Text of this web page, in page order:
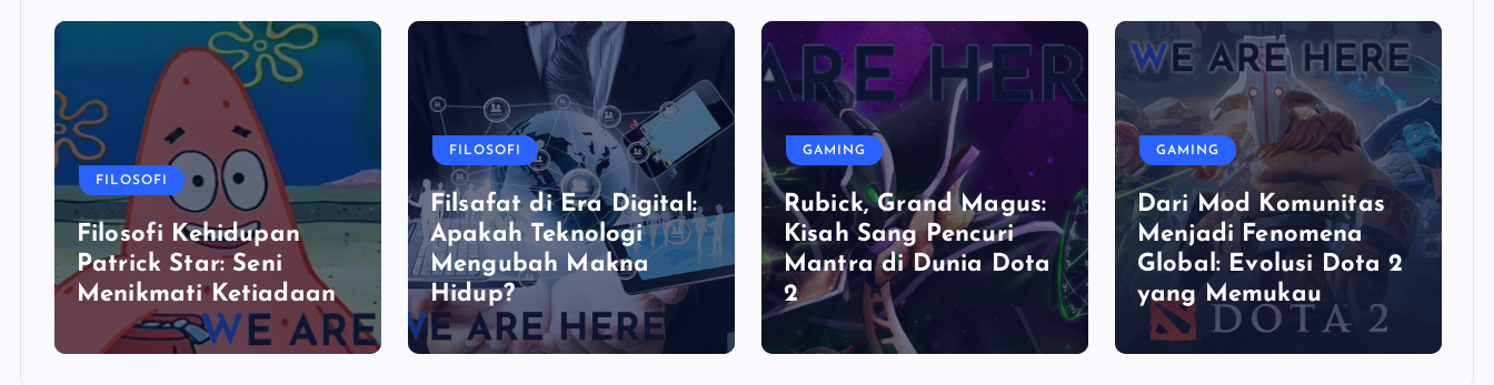
FILOSOFI
Filosofi Kehidupan
Patrick Star: Seni
Menikmati Ketiadaan
FILOSOFI
Filsafat di Era Digital:
Apakah Teknologi
Mengubah Makna
Hidup?
GAMING
Rubick, Grand Magus:
Kisah Sang Pencuri
Mantra di Dunia Dota
2
GAMING
Dari Mod Komunitas
Menjadi Fenomena
Global: Evolusi Dota 2
yang Memukau